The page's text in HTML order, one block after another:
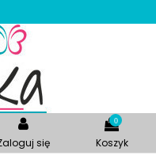
się
0
Koszyk